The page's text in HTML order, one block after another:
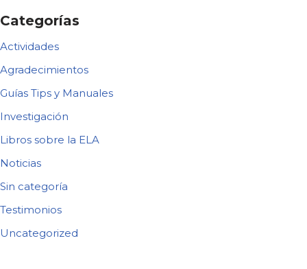
Categorías
Actividades
Agradecimientos
Guías Tips y Manuales
Investigación
Libros sobre la ELA
Noticias
Sin categoría
Testimonios
Uncategorized